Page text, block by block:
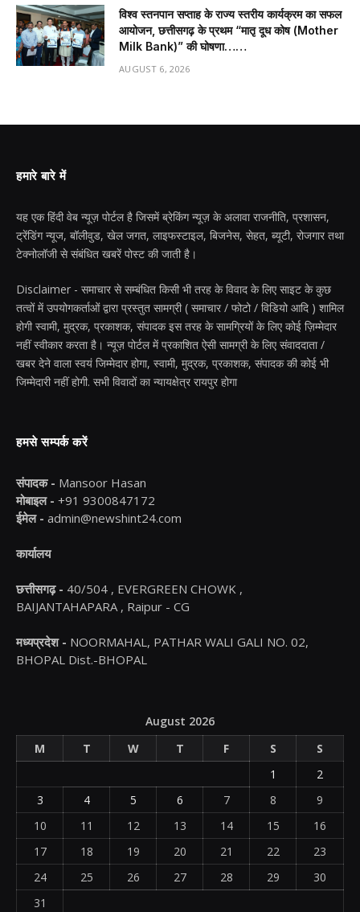
विश्व स्तनपान सप्ताह के राज्य स्तरीय कार्यक्रम का सफल
आयोजन, छत्तीसगढ़ के प्रथम “मातृ दूध कोष (Mother
Milk Bank)” की घोषणा……
AUGUST 6, 2026
हमारे बारे में
यह एक हिंदी वेब न्यूज़ पोर्टल है जिसमें ब्रेकिंग न्यूज़ के अलावा राजनीति, प्रशासन,
ट्रेंडिंग न्यूज, बॉलीवुड, खेल जगत, लाइफस्टाइल, बिजनेस, सेहत, ब्यूटी, रोजगार तथा
टेक्नोलॉजी से संबंधित खबरें पोस्ट की जाती है।
Disclaimer - समाचार से सम्बंधित किसी भी तरह के विवाद के लिए साइट के कुछ
तत्वों में उपयोगकर्ताओं द्वारा प्रस्तुत सामग्री ( समाचार / फोटो / विडियो आदि ) शामिल
होगी स्वामी, मुद्रक, प्रकाशक, संपादक इस तरह के सामग्रियों के लिए कोई ज़िम्मेदार
नहीं स्वीकार करता है। न्यूज़ पोर्टल में प्रकाशित ऐसी सामग्री के लिए संवाददाता /
खबर देने वाला स्वयं जिम्मेदार होगा, स्वामी, मुद्रक, प्रकाशक, संपादक की कोई भी
जिम्मेदारी नहीं होगी. सभी विवादों का न्यायक्षेत्र रायपुर होगा
हमसे सम्पर्क करें
संपादक - Mansoor Hasan
मोबाइल - +91 9300847172
ईमेल - admin@newshint24.com
कार्यालय
छत्तीसगढ़ - 40/504 , EVERGREEN CHOWK ,
BAIJANTAHAPARA , Raipur - CG
मध्यप्रदेश - NOORMAHAL, PATHAR WALI GALI NO. 02,
BHOPAL Dist.-BHOPAL
August 2026
M
T W T F S
S
1
2
3
4 5 6 7 8
9
10
11 12 13 14 15
16
17
18 19 20 21 22
23
24
25 26 27 28 29
30
31